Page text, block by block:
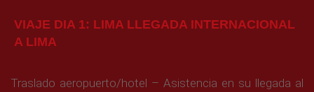
VIAJE DIA 1: LIMA LLEGADA INTERNACIONAL
A LIMA
Traslado aeropuerto/hotel – Asistencia en su llegada al